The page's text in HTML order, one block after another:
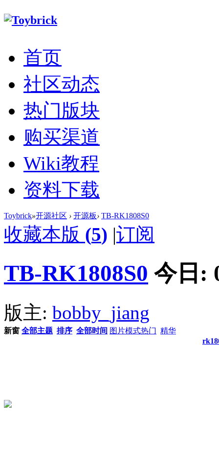
首页
社区动态
热门版块
购买渠道
Wiki教程
资料下载
Toybrick»开源社区 › 开源板› TB-RK1808S0
收藏本版 (5) |订阅
TB-RK1808S0 今日:
版主: bobby_jiang
新窗 全部主题 排序 全部时间 图片模式热门 精华